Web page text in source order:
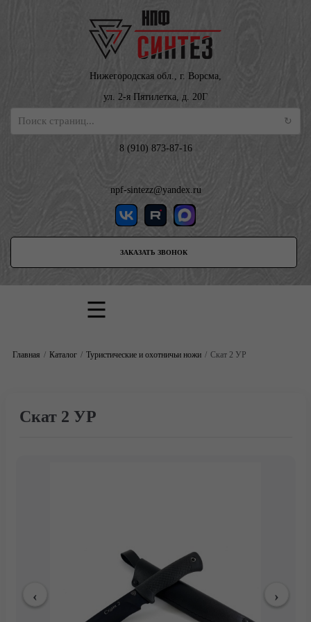
Нижегородская обл., г. Ворсма,
ул. 2-я Пятилетка, д. 20Г
8 (910) 873-87-16
npf-sintezz@yandex.ru
ЗАКАЗАТЬ ЗВОНОК
Главная Каталог Туристические и охотничьи ножи Скат 2 УР
Скат 2 УР